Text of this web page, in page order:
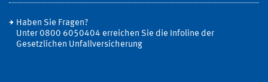
Haben Sie Fragen?
Unter 0800 6050404 erreichen Sie die Infoline der
Gesetzlichen Unfallversicherung